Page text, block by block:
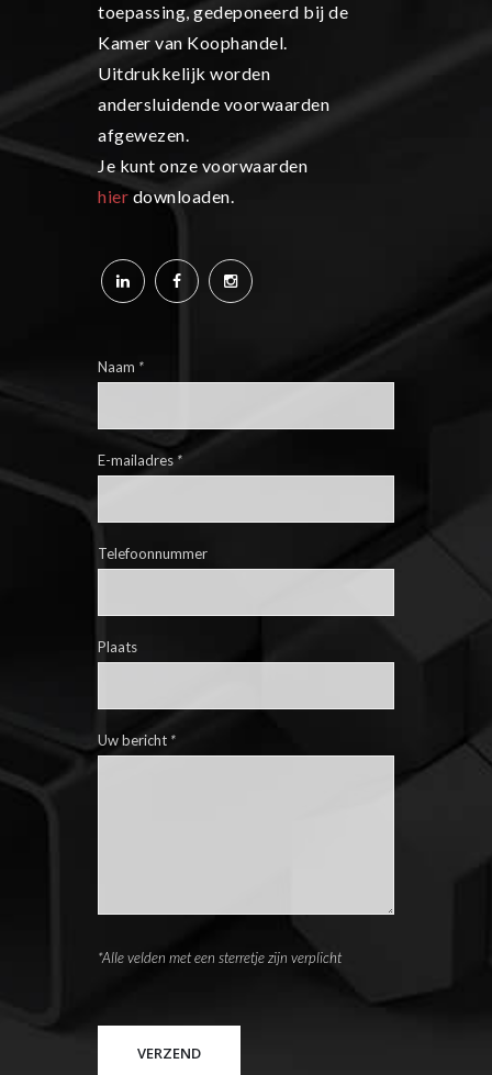
toepassing, gedeponeerd bij de
Kamer van Koophandel.
Uitdrukkelijk worden
andersluidende voorwaarden
afgewezen.
Je kunt onze voorwaarden
hier downloaden.
Naam *
E-mailadres *
Telefoonnummer
Plaats
Uw bericht *
*Alle velden met een sterretje zijn verplicht